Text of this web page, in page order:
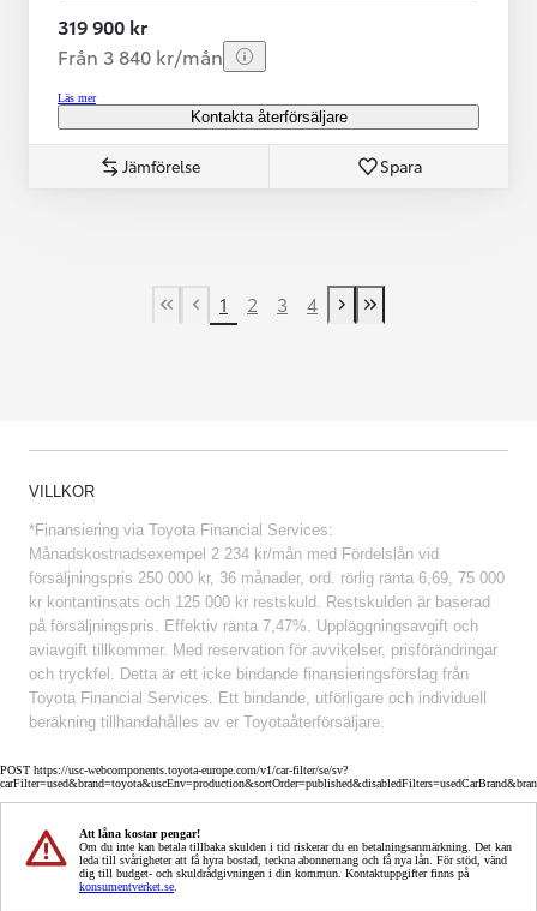
319 900 kr
Från 3 840 kr/mån
Läs mer
Kontakta återförsäljare
Jämförelse Spara
First Page
Previous page
1 2 3 4
Next page
Last Page
VILLKOR
*Finansiering via Toyota Financial Services:
Månadskostnadsexempel 2 234 kr/mån med Fördelslån vid
försäljningspris 250 000 kr, 36 månader, ord. rörlig ränta 6,69, 75 000
kr kontantinsats och 125 000 kr restskuld. Restskulden är baserad
på försäljningspris. Effektiv ränta 7,47%. Uppläggningsavgift och
aviavgift tillkommer. Med reservation för avvikelser, prisförändringar
och tryckfel. Detta är ett icke bindande finansieringsförslag från
Toyota Financial Services. Ett bindande, utförligare och individuell
beräkning tillhandahålles av er Toyotaåterförsäljare.
POST https://usc-webcomponents.toyota-europe.com/v1/car-filter/se/sv?
Att låna kostar pengar!
Om du inte kan betala tillbaka skulden i tid riskerar du en betalningsanmärkning. Det kan
leda till svårigheter att få hyra bostad, teckna abonnemang och få nya lån. För stöd, vänd
dig till budget- och skuldrådgivningen i din kommun. Kontaktuppgifter finns på
konsumentverket.se